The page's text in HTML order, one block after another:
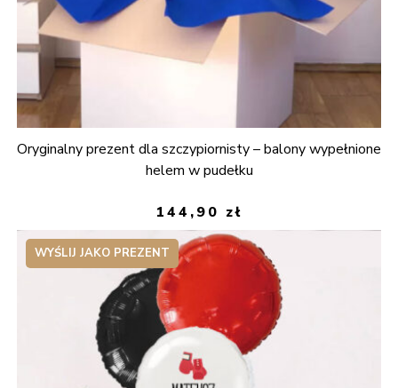
Oryginalny prezent dla szczypiornisty – balony wypełnione
helem w pudełku
144,90 zł
WYŚLIJ JAKO PREZENT